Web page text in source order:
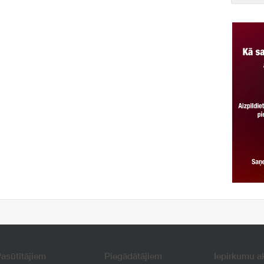
Piegādātājiem Iepirkumu